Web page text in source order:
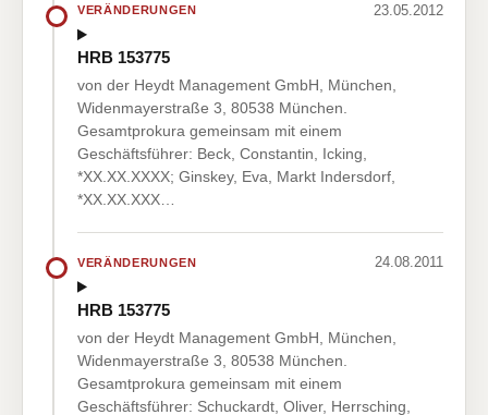
VERÄNDERUNGEN 23.05.2012
HRB 153775
von der Heydt Management GmbH, München,
Widenmayerstraße 3, 80538 München.
Gesamtprokura gemeinsam mit einem
Geschäftsführer: Beck, Constantin, Icking,
*XX.XX.XXXX; Ginskey, Eva, Markt Indersdorf,
*XX.XX.XXX…
VERÄNDERUNGEN 24.08.2011
HRB 153775
von der Heydt Management GmbH, München,
Widenmayerstraße 3, 80538 München.
Gesamtprokura gemeinsam mit einem
Geschäftsführer: Schuckardt, Oliver, Herrsching,